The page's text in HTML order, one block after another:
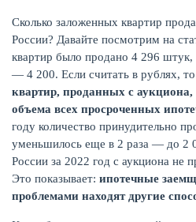
Сколько заложенных квартир
России? Давайте посмотрим на
квартир было продано 4 296
— 4 200. Если считать в рублях,
квартир, проданных с аукциона,
объема всех просроченных
году количество принудительно
уменьшилось еще в 2 раза — до 2
России за 2022 год с аукциона не
Это показывает: ипотечные
проблемами находят другие